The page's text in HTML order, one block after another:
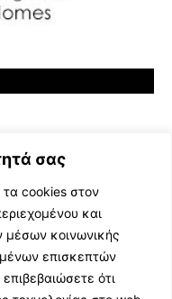
σας
τα cookies στον
και
μέσων κοινωνικής
επισκεπτών
ότι